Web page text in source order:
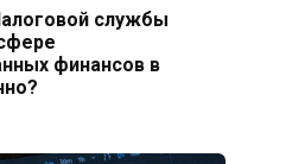
службы
финансов в